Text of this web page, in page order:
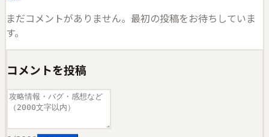
まだコメントがありません。最初の投稿をお待ちしていま
す。
コメントを投稿